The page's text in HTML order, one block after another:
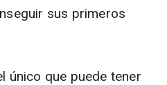
sus primeros
único que puede tener